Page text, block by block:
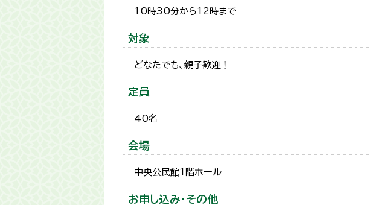
10時30分から12時まで
対象
どなたでも、親子歓迎！
定員
40名
会場
中央公民館1階ホール
お申し込み・その他